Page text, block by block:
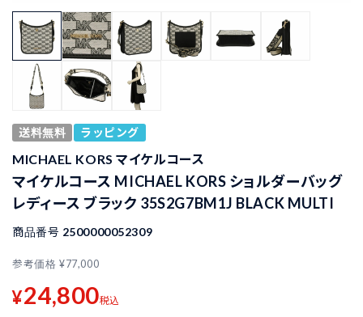
送料無料 ラッピング
MICHAEL KORS マイケルコース
マイケルコース MICHAEL KORS ショルダーバッグ
レディース ブラック 35S2G7BM1J BLACK MULTI
商品番号 2500000052309
参考価格 ¥77,000
¥24,800税込